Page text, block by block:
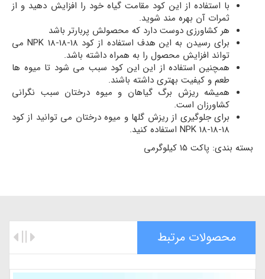
با استفاده از این کود مقامت گیاه خود را افزایش دهید و از
ثمرات آن بهره مند شوید.
هر کشاورزی دوست دارد که محصولش پربارتر باشد
برای رسیدن به این هدف استفاده از کود NPK 18-18-18 می
تواند افزایش محصول را به همراه داشته باشد.
همچنین استفاده از این این کود سبب می شود تا میوه ها
طعم و کیفیت بهتری داشته باشند.
همیشه ریزش برگ گیاهان و میوه درختان سبب نگرانی
کشاورزان است.
برای جلوگیری از ریزش گلها و میوه درختان می توانید از کود
NPK 18-18-18 استفاده کنید.
بسته بندی: پاکت 15 کیلوگرمی
محصولات مرتبط